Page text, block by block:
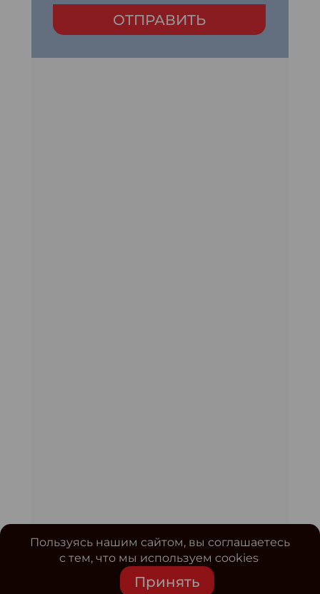
ОТПРАВИТЬ
Пользуясь нашим сайтом, вы соглашаетесь
с тем, что мы используем cookies
Принять